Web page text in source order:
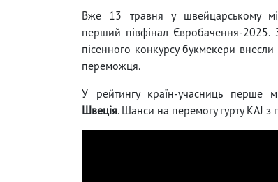
Вже 13 травня у швейцарському
перший півфінал Євробачення-2025.
пісенного конкурсу букмекери
переможця.
У рейтингу країн-учасниць перше
Швеція. Шанси на перемогу гурту KAJ